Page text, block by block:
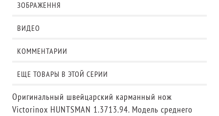
ЗОБРАЖЕННЯ
ВИДЕО
КОММЕНТАРИИ
ЕЩЕ ТОВАРЫ В ЭТОЙ СЕРИИ
Оригинальный швейцарский карманный нож
Victorinox HUNTSMAN 1.3713.94. Модель среднего